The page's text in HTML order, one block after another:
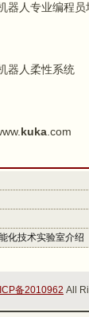
器人专业编程员
器人柔性系统
kuka .com
化技术实验室介绍
备2010962 All